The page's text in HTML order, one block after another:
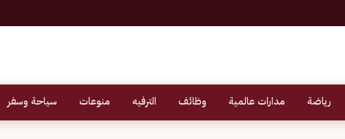
رياضة مدارات عالمية وظائف الترفيه منوعات سياحة وسفر